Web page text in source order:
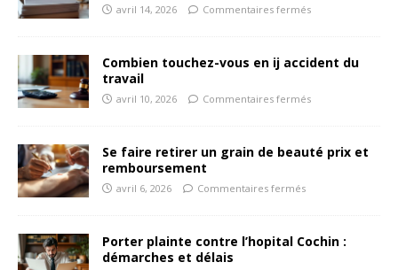
avril 14, 2026 Commentaires fermés
Combien touchez-vous en ij accident du
travail
avril 10, 2026 Commentaires fermés
Se faire retirer un grain de beauté prix et
remboursement
avril 6, 2026 Commentaires fermés
Porter plainte contre l’hopital Cochin :
démarches et délais